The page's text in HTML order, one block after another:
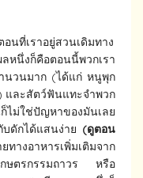
นที่เราอยู่สวนเดิมทาง
หนึ่งก็คือตอนนี้พวกเรา
นวนมาก (ได้แก่ หนูพุก
และสัตว์ฟันแทะจำพวก
ใช่ปัญหาของมันเลย
บดักได้แสนง่าย (ดูตอน
ทางอาหารเพิ่มเติมจาก
ษตรกรรมถาวร หรือ